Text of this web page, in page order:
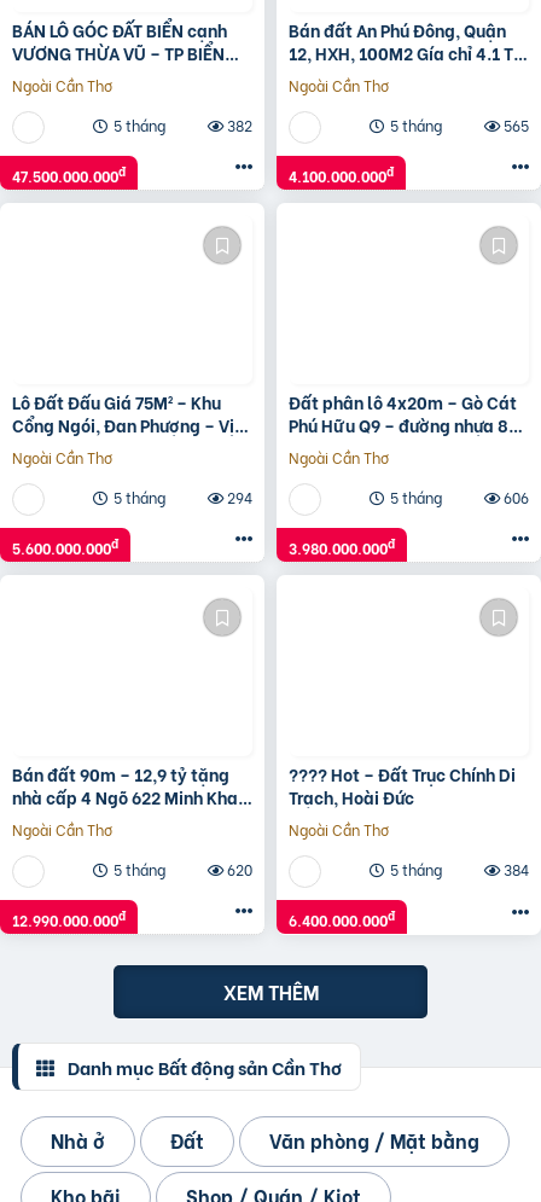
BÁN LÔ GÓC ĐẤT BIỂN cạnh
VƯƠNG THỪA VŨ – TP BIỂN
MIAMI CHÂU Á
Ngoài Cần Thơ
5 tháng
382
47.500.000.000đ
Bán đất An Phú Đông, Quận
12, HXH, 100M2 Gía chỉ 4.1 Tỷ
TL
Ngoài Cần Thơ
5 tháng
565
4.100.000.000đ
Lô Đất Đấu Giá 75M² – Khu
Cổng Ngói, Đan Phượng – Vị
Trí Siêu Đẹp, Giá Tốt!
Ngoài Cần Thơ
5 tháng
294
5.600.000.000đ
Đất phân lô 4x20m – Gò Cát
Phú Hữu Q9 – đường nhựa 8m
có vỉa hè – giá 3,98 tỷ
Ngoài Cần Thơ
5 tháng
606
3.980.000.000đ
Bán đất 90m – 12,9 tỷ tặng
nhà cấp 4 Ngõ 622 Minh Khai
to như Phố ô tô vào nhà.
Ngoài Cần Thơ
5 tháng
620
12.990.000.000đ
???? Hot – Đất Trục Chính Di
Trạch, Hoài Đức
Ngoài Cần Thơ
5 tháng
384
6.400.000.000đ
XEM THÊM
Danh mục Bất động sản Cần Thơ
Nhà ở Đất
Văn phòng / Mặt bằng
Kho bãi
Shop / Quán / Kiot